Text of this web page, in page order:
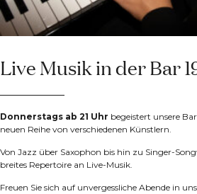
Live Musik in der Bar
Donnerstags ab 21 Uhr begeistert unsere
neuen Reihe von verschiedenen Künstlern.
Von Jazz über Saxophon bis hin zu Singer-
breites Repertoire an Live-Musik.
Freuen Sie sich auf unvergessliche Abende in